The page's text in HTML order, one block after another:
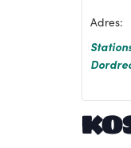
Adres: